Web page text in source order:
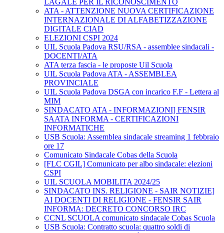
LAGALE PER IL RICONOSCIMENTO
ATA - ATTENZIONE NUOVA CERTIFICAZIONE
INTERNAZIONALE DI ALFABETIZZAZIONE
DIGITALE CIAD
ELEZIONI CSPI 2024
UIL Scuola Padova RSU/RSA - assemblee sindacali -
DOCENTI/ATA
ATA terza fascia - le proposte Uil Scuola
UIL Scuola Padova ATA - ASSEMBLEA
PROVINCIALE
UIL Scuola Padova DSGA con incarico F.F - Lettera al
MIM
SINDACATO ATA - INFORMAZIONI] FENSIR
SAATA INFORMA - CERTIFICAZIONI
INFORMATICHE
USB Scuola: Assemblea sindacale streaming 1 febbraio
ore 17
Comunicato Sindacale Cobas della Scuola
[FLC CGIL] Comunicato per albo sindacale: elezioni
CSPI
UIL SCUOLA MOBILITA 2024/25
SINDACATO INS. RELIGIONE - SAIR NOTIZIE]
AI DOCENTI DI RELIGIONE - FENSIR SAIR
INFORMA: DECRETO CONCORSO IRC
CCNL SCUOLA comunicato sindacale Cobas Scuola
USB Scuola: Contratto scuola: quattro soldi di